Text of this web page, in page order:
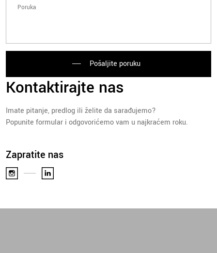
Pošaljite poruku
Kontaktirajte nas
Imate pitanje, predlog ili želite da sarađujemo?
Popunite formular i odgovorićemo vam u najkraćem roku.
Zapratite nas